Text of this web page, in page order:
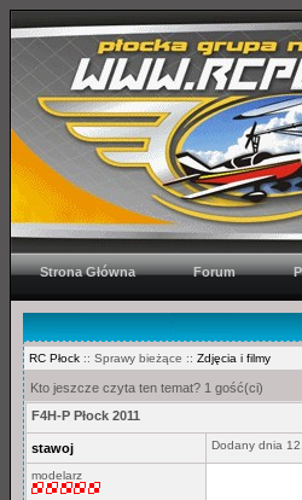
Strona Główna Forum
RC Płock :: Sprawy bieżące :: Zdjęcia i filmy
Kto jeszcze czyta ten temat? 1 gość(ci)
F4H-P Płock 2011
stawoj Dodany dnia
modelarz